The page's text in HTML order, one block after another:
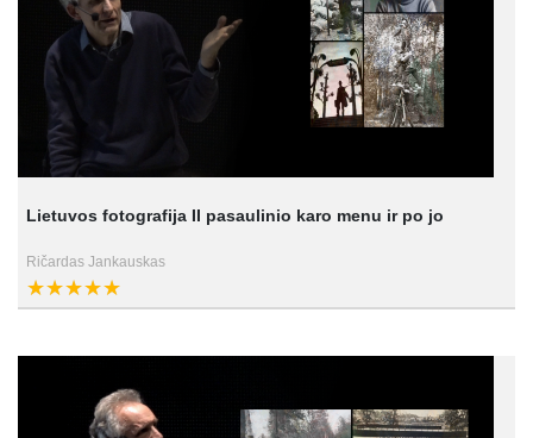
Lietuvos fotografija II pasaulinio karo menu ir po jo
Ričardas Jankauskas